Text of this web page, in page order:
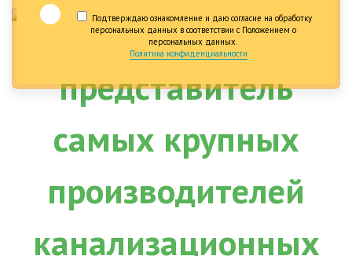
Подтверждаю ознакомление и даю согласие на обработку
персональных данных в соответствии с Положением о
персональных данных.
Политика конфиденциальности